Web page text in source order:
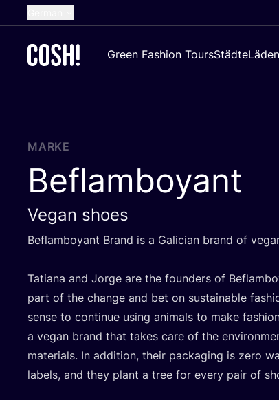
Dutch
Croatian
Green Fashion ToursStädteLäden
MARKE
Beflamboyant
Vegan shoes
Beflam­boy­ant Brand is a Gali­ci­an brand of
Tatia­na and Jor­ge are the foun­ders of
part of the chan­ge and bet on sus­tainable
sen­se to con­ti­nue using ani­mals to make
a vegan brand that takes care of the
mate­ri­als. In addi­ti­on, their pack­a­ging is zero
labels, and they plant a tree for every pair of